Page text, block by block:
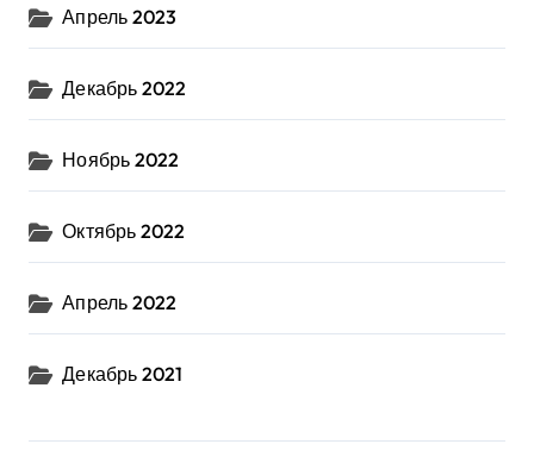
Апрель 2023
Декабрь 2022
Ноябрь 2022
Октябрь 2022
Апрель 2022
Декабрь 2021